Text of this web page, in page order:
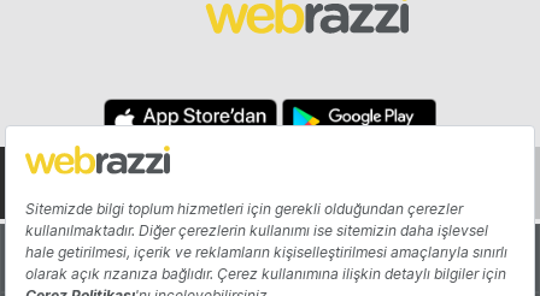
Hakkında Yazarlar